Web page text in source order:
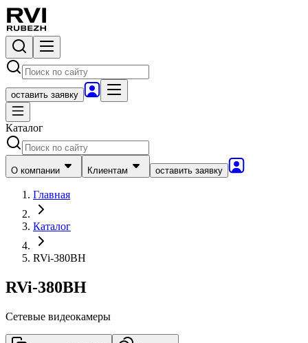
оставить заявку
Каталог
О компании Клиентам оставить заявку
Главная
Каталог
RVi-380BH
RVi-380BH
Сетевые видеокамеры